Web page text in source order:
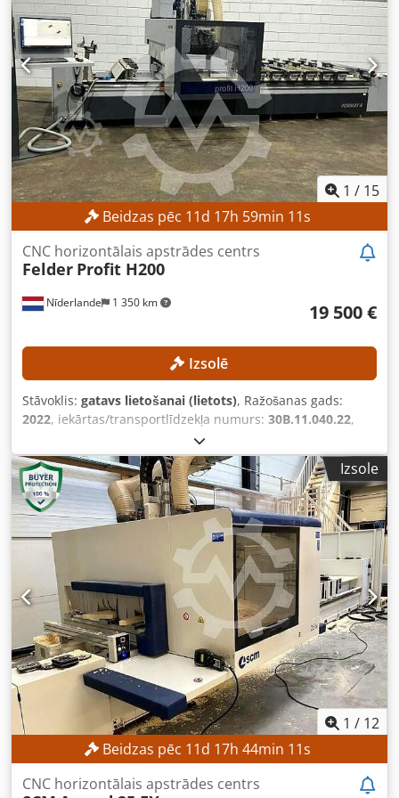
atskaitāms uzņēmējiem Piegāde un maiņa iespējama
jebkurā laikā visiem industriālajiem izstrādājumiem. Lukas
van Rossum
1 / 15
Beidzas pēc11d17h59min9s
Nīderlande 1 350 km
CNC horizontālais apstrādes centrs
Felder Profit H200
19 500 €
Izsolē
Stāvoklis: gatavs lietošanai (lietots), Ražošanas gads:
2022, iekārtas/transportlīdzekļa numurs: 30B.11.040.22,
pilnībā funkcionāls
Darba zona, X ass: 3300 mm Darba zona, Y ass: 1280 mm
Darba zona, Z ass: 250 mm Gājiena diapazons, X ass:
4000 mm Gājiena diapazons, Y ass: 1670 mm Gājiena
diapazons, Z ass: 500 mm Frēzēšanas vārpsta Frēzēšanas
vārpstu skaits: 1 gb. Maksimālais vārpstas apgriezienu
skaits: 24 000 apgr./min. Galvenā motora jauda: 11 kW
Instrumentu stiprinājuma sistēma: HSK-F63 Darba virsma:
Konsoltipa darba virsma Darba virsmas garums: 3300 mm
Darba virsmas platums: 1280 mm Materiāla stiprinājums:
Pneimatiskais Urbšanas bloks Ir urbšanas instrumenti
Horizontālās urbšanas vārpstas: 4 gb. Vertikālās urbšanas
vārpstas: 12 gb. Instrumentu maiņas pozīcijas: 12 gb.
IERĪCES TEHNISKIE RĀDĪTĀJI Vadāmās ass: 4 gb.
Programmatūra: WoodFlash Spriegums: 400 V Strāvas
patēriņš: 40 A Pievadītā jauda: 18 kW Izmēri un svars
Izmēri (garums x platums x augstums): 6250 x 3494 x
2300 mm Transporta izmēri (garums x platums x
augstums): 5300 x 2350 x 2400 mm Transporta svars:
4000 kg Transporta iepakojumi: 2 gb. Crsdpfx
Izsole
1 / 12
Beidzas pēc11d17h44min9s
CNC horizontālais apstrādes centrs